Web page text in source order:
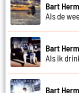
Bart
Als de
Bart
Als ik
Bart